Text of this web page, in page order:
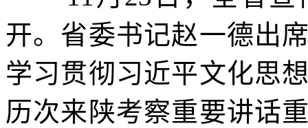
开。省委书记赵一德出
学习贯彻习近平文化思
历次来陕考察重要讲话